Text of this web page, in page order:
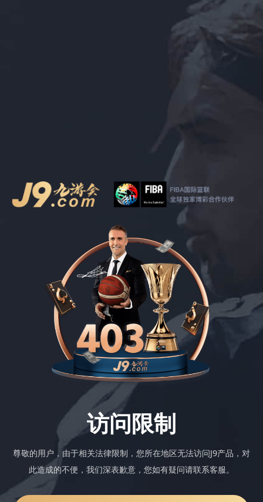
访问限制
尊敬的用户，由于相关法律限制，您所在地区无法访问J9产品，对
此造成的不便，我们深表歉意，您如有疑问请联系客服。